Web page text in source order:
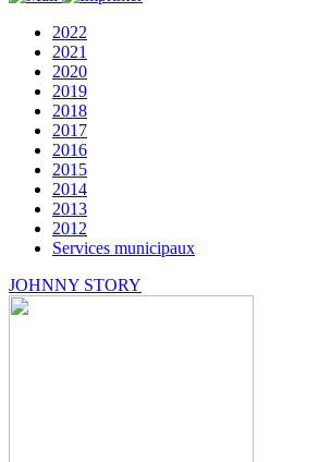
2022
2021
2020
2019
2018
2017
2016
2015
2014
2013
2012
Services municipaux
JOHNNY STORY